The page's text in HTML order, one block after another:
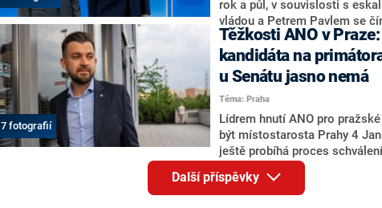
hnutí Naše Česko Martina
rok a půl, v souvislosti s
vládou a Petrem Pavlem se
tom, koho by do bitvy o Hrad
koalice. Někteří političtí
jméno premiéra Andreje
pravděpodobné, že se v
bude znovu opakovat souboj z
7 fotografií
Těžkosti ANO v
kandidáta na
u Senátu jasno nemá
Téma: Praha
Lídrem hnutí ANO pro
být místostarosta Prahy 4
ještě probíhá proces
Jana Hušbauera Výborem
redakci místopředseda
Benkovič. O Hušbauerovi se
Další příspěvky